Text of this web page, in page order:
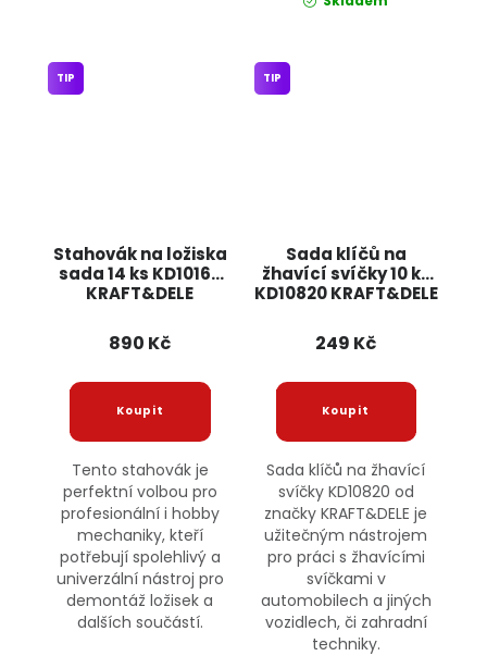
Stahovák na ložiska
sada 14 ks KD10169
KRAFT&DELE
TIP
890 Kč
Tento stahovák je
perfektní volbou pro
profesionální i hobby
mechaniky, kteří
potřebují spolehlivý a
univerzální nástroj pro
demontáž ložisek a
dalších součástí.
Sada klíčů na
žhavící svíčky 10 ks
KD10820 KRAFT&DELE
TIP
249 Kč
Sada klíčů na žhavící
svíčky KD10820 od
značky KRAFT&DELE je
užitečným nástrojem
pro práci s žhavícími
svíčkami v
automobilech a jiných
vozidlech, či zahradní
techniky.